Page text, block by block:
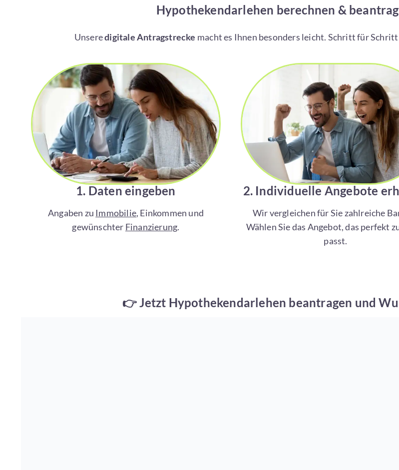
Hypothekendarlehen berechnen &
Unseredigitale Antragstrecke macht es Ihnen besonders leicht. Schritt für
1. Daten eingeben
Angaben zu Immobilie, Einkommen und
gewünschter Finanzierung.
2. Individuelle Angebote
Wir vergleichen für Sie zahlreiche
Wählen Sie das Angebot, das perfekt
passt.
👉 Jetzt Hypothekendarlehen beantragen und